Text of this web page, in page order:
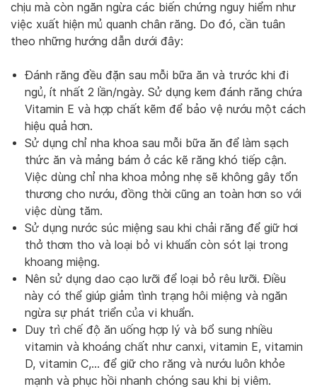
chịu mà còn ngăn ngừa các biến chứng nguy hiểm như
việc xuất hiện mủ quanh chân răng. Do đó, cần tuân
theo những hướng dẫn dưới đây:
Đánh răng đều đặn sau mỗi bữa ăn và trước khi đi
ngủ, ít nhất 2 lần/ngày. Sử dụng kem đánh răng chứa
Vitamin E và hợp chất kẽm để bảo vệ nướu một cách
hiệu quả hơn.
Sử dụng chỉ nha khoa sau mỗi bữa ăn để làm sạch
thức ăn và mảng bám ở các kẽ răng khó tiếp cận.
Việc dùng chỉ nha khoa mỏng nhẹ sẽ không gây tổn
thương cho nướu, đồng thời cũng an toàn hơn so với
việc dùng tăm.
Sử dụng nước súc miệng sau khi chải răng để giữ hơi
thở thơm tho và loại bỏ vi khuẩn còn sót lại trong
khoang miệng.
Nên sử dụng dao cạo lưỡi để loại bỏ rêu lưỡi. Điều
này có thể giúp giảm tình trạng hôi miệng và ngăn
ngừa sự phát triển của vi khuẩn.
Duy trì chế độ ăn uống hợp lý và bổ sung nhiều
vitamin và khoáng chất như canxi, vitamin E, vitamin
D, vitamin C,… để giữ cho răng và nướu luôn khỏe
mạnh và phục hồi nhanh chóng sau khi bị viêm.